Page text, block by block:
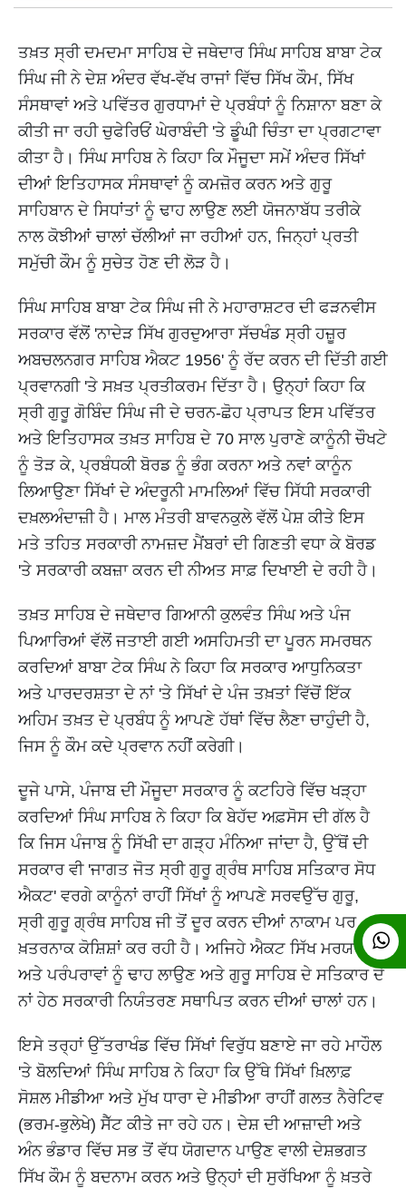
ਤਖ਼ਤ ਸ੍ਰੀ ਦਮਦਮਾ ਸਾਹਿਬ ਦੇ ਜਥੇਦਾਰ ਸਿੰਘ ਸਾਹਿਬ ਬਾਬਾ ਟੇਕ
ਸਿੰਘ ਜੀ ਨੇ ਦੇਸ਼ ਅੰਦਰ ਵੱਖ-ਵੱਖ ਰਾਜਾਂ ਵਿੱਚ ਸਿੱਖ ਕੌਮ, ਸਿੱਖ
ਸੰਸਥਾਵਾਂ ਅਤੇ ਪਵਿੱਤਰ ਗੁਰਧਾਮਾਂ ਦੇ ਪ੍ਰਬੰਧਾਂ ਨੂੰ ਨਿਸ਼ਾਨਾ ਬਣਾ ਕੇ
ਕੀਤੀ ਜਾ ਰਹੀ ਚੁਫੇਰਿਓਂ ਘੇਰਾਬੰਦੀ 'ਤੇ ਡੂੰਘੀ ਚਿੰਤਾ ਦਾ ਪ੍ਰਗਟਾਵਾ
ਕੀਤਾ ਹੈ। ਸਿੰਘ ਸਾਹਿਬ ਨੇ ਕਿਹਾ ਕਿ ਮੌਜੂਦਾ ਸਮੇਂ ਅੰਦਰ ਸਿੱਖਾਂ
ਦੀਆਂ ਇਤਿਹਾਸਕ ਸੰਸਥਾਵਾਂ ਨੂੰ ਕਮਜ਼ੋਰ ਕਰਨ ਅਤੇ ਗੁਰੂ
ਸਾਹਿਬਾਨ ਦੇ ਸਿਧਾਂਤਾਂ ਨੂੰ ਢਾਹ ਲਾਉਣ ਲਈ ਯੋਜਨਾਬੱਧ ਤਰੀਕੇ
ਨਾਲ ਕੋਝੀਆਂ ਚਾਲਾਂ ਚੱਲੀਆਂ ਜਾ ਰਹੀਆਂ ਹਨ, ਜਿਨ੍ਹਾਂ ਪ੍ਰਤੀ
ਸਮੁੱਚੀ ਕੌਮ ਨੂੰ ਸੁਚੇਤ ਹੋਣ ਦੀ ਲੋੜ ਹੈ।
ਸਿੰਘ ਸਾਹਿਬ ਬਾਬਾ ਟੇਕ ਸਿੰਘ ਜੀ ਨੇ ਮਹਾਰਾਸ਼ਟਰ ਦੀ ਫੜਨਵੀਸ
ਸਰਕਾਰ ਵੱਲੋਂ 'ਨਾਦੇੜ ਸਿੱਖ ਗੁਰਦੁਆਰਾ ਸੱਚਖੰਡ ਸ੍ਰੀ ਹਜ਼ੂਰ
ਅਬਚਲਨਗਰ ਸਾਹਿਬ ਐਕਟ 1956' ਨੂੰ ਰੱਦ ਕਰਨ ਦੀ ਦਿੱਤੀ ਗਈ
ਪ੍ਰਵਾਨਗੀ 'ਤੇ ਸਖ਼ਤ ਪ੍ਰਤੀਕਰਮ ਦਿੱਤਾ ਹੈ। ਉਨ੍ਹਾਂ ਕਿਹਾ ਕਿ
ਸ੍ਰੀ ਗੁਰੂ ਗੋਬਿੰਦ ਸਿੰਘ ਜੀ ਦੇ ਚਰਨ-ਛੋਹ ਪ੍ਰਾਪਤ ਇਸ ਪਵਿੱਤਰ
ਅਤੇ ਇਤਿਹਾਸਕ ਤਖ਼ਤ ਸਾਹਿਬ ਦੇ 70 ਸਾਲ ਪੁਰਾਣੇ ਕਾਨੂੰਨੀ ਚੌਖਟੇ
ਨੂੰ ਤੋੜ ਕੇ, ਪ੍ਰਬੰਧਕੀ ਬੋਰਡ ਨੂੰ ਭੰਗ ਕਰਨਾ ਅਤੇ ਨਵਾਂ ਕਾਨੂੰਨ
ਲਿਆਉਣਾ ਸਿੱਖਾਂ ਦੇ ਅੰਦਰੂਨੀ ਮਾਮਲਿਆਂ ਵਿੱਚ ਸਿੱਧੀ ਸਰਕਾਰੀ
ਦਖ਼ਲਅੰਦਾਜ਼ੀ ਹੈ। ਮਾਲ ਮੰਤਰੀ ਬਾਵਨਕੁਲੇ ਵੱਲੋਂ ਪੇਸ਼ ਕੀਤੇ ਇਸ
ਮਤੇ ਤਹਿਤ ਸਰਕਾਰੀ ਨਾਮਜ਼ਦ ਮੈਂਬਰਾਂ ਦੀ ਗਿਣਤੀ ਵਧਾ ਕੇ ਬੋਰਡ
'ਤੇ ਸਰਕਾਰੀ ਕਬਜ਼ਾ ਕਰਨ ਦੀ ਨੀਅਤ ਸਾਫ਼ ਦਿਖਾਈ ਦੇ ਰਹੀ ਹੈ।
ਤਖ਼ਤ ਸਾਹਿਬ ਦੇ ਜਥੇਦਾਰ ਗਿਆਨੀ ਕੁਲਵੰਤ ਸਿੰਘ ਅਤੇ ਪੰਜ
ਪਿਆਰਿਆਂ ਵੱਲੋਂ ਜਤਾਈ ਗਈ ਅਸਹਿਮਤੀ ਦਾ ਪੂਰਨ ਸਮਰਥਨ
ਕਰਦਿਆਂ ਬਾਬਾ ਟੇਕ ਸਿੰਘ ਨੇ ਕਿਹਾ ਕਿ ਸਰਕਾਰ ਆਧੁਨਿਕਤਾ
ਅਤੇ ਪਾਰਦਰਸ਼ਤਾ ਦੇ ਨਾਂ 'ਤੇ ਸਿੱਖਾਂ ਦੇ ਪੰਜ ਤਖ਼ਤਾਂ ਵਿੱਚੋਂ ਇੱਕ
ਅਹਿਮ ਤਖ਼ਤ ਦੇ ਪ੍ਰਬੰਧ ਨੂੰ ਆਪਣੇ ਹੱਥਾਂ ਵਿੱਚ ਲੈਣਾ ਚਾਹੁੰਦੀ ਹੈ,
ਜਿਸ ਨੂੰ ਕੌਮ ਕਦੇ ਪ੍ਰਵਾਨ ਨਹੀਂ ਕਰੇਗੀ।
ਦੂਜੇ ਪਾਸੇ, ਪੰਜਾਬ ਦੀ ਮੌਜੂਦਾ ਸਰਕਾਰ ਨੂੰ ਕਟਹਿਰੇ ਵਿੱਚ ਖੜ੍ਹਾ
ਕਰਦਿਆਂ ਸਿੰਘ ਸਾਹਿਬ ਨੇ ਕਿਹਾ ਕਿ ਬੇਹੱਦ ਅਫ਼ਸੋਸ ਦੀ ਗੱਲ ਹੈ
ਕਿ ਜਿਸ ਪੰਜਾਬ ਨੂੰ ਸਿੱਖੀ ਦਾ ਗੜ੍ਹ ਮੰਨਿਆ ਜਾਂਦਾ ਹੈ, ਉੱਥੋਂ ਦੀ
ਸਰਕਾਰ ਵੀ 'ਜਾਗਤ ਜੋਤ ਸ੍ਰੀ ਗੁਰੂ ਗ੍ਰੰਥ ਸਾਹਿਬ ਸਤਿਕਾਰ ਸੋਧ
ਐਕਟ' ਵਰਗੇ ਕਾਨੂੰਨਾਂ ਰਾਹੀਂ ਸਿੱਖਾਂ ਨੂੰ ਆਪਣੇ ਸਰਵਉੱਚ ਗੁਰੂ,
ਸ੍ਰੀ ਗੁਰੂ ਗ੍ਰੰਥ ਸਾਹਿਬ ਜੀ ਤੋਂ ਦੂਰ ਕਰਨ ਦੀਆਂ ਨਾਕਾਮ ਪਰ
ਖ਼ਤਰਨਾਕ ਕੋਸ਼ਿਸ਼ਾਂ ਕਰ ਰਹੀ ਹੈ। ਅਜਿਹੇ ਐਕਟ ਸਿੱਖ ਮਰਯਾਦਾ
ਅਤੇ ਪਰੰਪਰਾਵਾਂ ਨੂੰ ਢਾਹ ਲਾਉਣ ਅਤੇ ਗੁਰੂ ਸਾਹਿਬ ਦੇ ਸਤਿਕਾਰ ਦੇ
ਨਾਂ ਹੇਠ ਸਰਕਾਰੀ ਨਿਯੰਤਰਣ ਸਥਾਪਿਤ ਕਰਨ ਦੀਆਂ ਚਾਲਾਂ ਹਨ।
ਇਸੇ ਤਰ੍ਹਾਂ ਉੱਤਰਾਖੰਡ ਵਿੱਚ ਸਿੱਖਾਂ ਵਿਰੁੱਧ ਬਣਾਏ ਜਾ ਰਹੇ ਮਾਹੌਲ
'ਤੇ ਬੋਲਦਿਆਂ ਸਿੰਘ ਸਾਹਿਬ ਨੇ ਕਿਹਾ ਕਿ ਉੱਥੇ ਸਿੱਖਾਂ ਖ਼ਿਲਾਫ਼
ਸੋਸ਼ਲ ਮੀਡੀਆ ਅਤੇ ਮੁੱਖ ਧਾਰਾ ਦੇ ਮੀਡੀਆ ਰਾਹੀਂ ਗਲਤ ਨੈਰੇਟਿਵ
(ਭਰਮ-ਭੁਲੇਖੇ) ਸੈੱਟ ਕੀਤੇ ਜਾ ਰਹੇ ਹਨ। ਦੇਸ਼ ਦੀ ਆਜ਼ਾਦੀ ਅਤੇ
ਅੰਨ ਭੰਡਾਰ ਵਿੱਚ ਸਭ ਤੋਂ ਵੱਧ ਯੋਗਦਾਨ ਪਾਉਣ ਵਾਲੀ ਦੇਸ਼ਭਗਤ
ਸਿੱਖ ਕੌਮ ਨੂੰ ਬਦਨਾਮ ਕਰਨ ਅਤੇ ਉਨ੍ਹਾਂ ਦੀ ਸੁਰੱਖਿਆ ਨੂੰ ਖ਼ਤਰੇ